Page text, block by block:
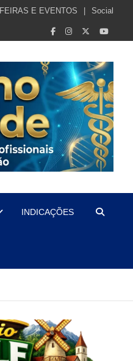
FEIRAS E EVENTOS Social
INDICAÇÕES